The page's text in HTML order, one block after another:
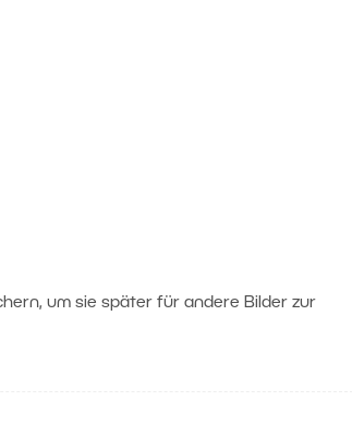
um sie später für andere Bilder zur